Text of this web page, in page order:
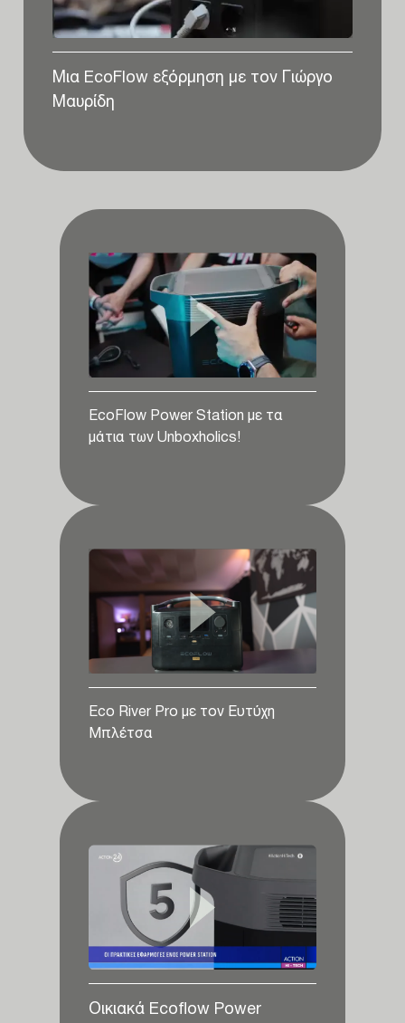
Μια EcoFlow εξόρμηση με τον Γιώργο
Μαυρίδη
EcoFlow Power Station με τα
μάτια των Unboxholics!
Eco River Pro με τον Ευτύχη
Μπλέτσα
Οικιακά Ecoflow Power